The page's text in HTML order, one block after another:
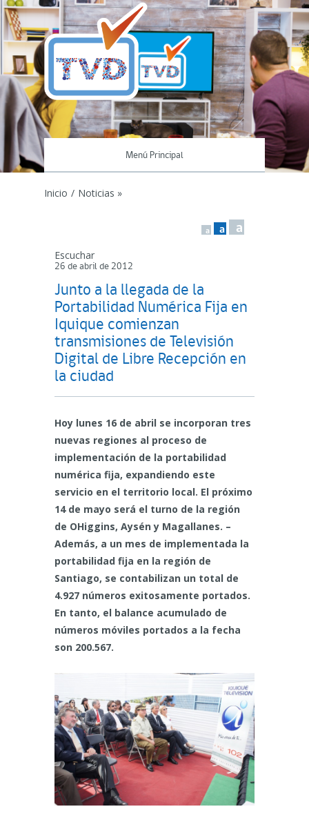
Menú Principal
Inicio / Noticias »
a a a
Escuchar
26 de abril de 2012
Junto a la llegada de la
Portabilidad Numérica Fija en
Iquique comienzan
transmisiones de Televisión
Digital de Libre Recepción en
la ciudad
Hoy lunes 16 de abril se incorporan tres
nuevas regiones al proceso de
implementación de la portabilidad
numérica fija, expandiendo este
servicio en el territorio local. El próximo
14 de mayo será el turno de la región
de OHiggins, Aysén y Magallanes. –
Además, a un mes de implementada la
portabilidad fija en la región de
Santiago, se contabilizan un total de
4.927 números exitosamente portados.
En tanto, el balance acumulado de
números móviles portados a la fecha
son 200.567.